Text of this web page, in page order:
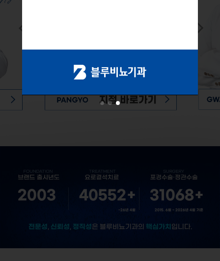
2003 40552+
~26년 4월
31068+
2015. 6월 ~ 2026년 4월 기준
전문성, 신뢰성 , 정직성은 블루비뇨기과의 핵심가치 입니다.